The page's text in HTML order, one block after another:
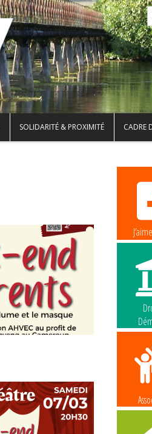
SOLIDARITÉ & PROXIMITÉ CADRE